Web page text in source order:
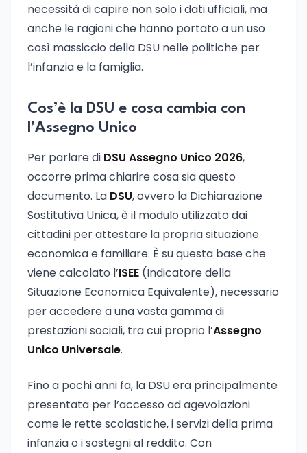
necessità di capire non solo i dati ufficiali, ma
anche le ragioni che hanno portato a un uso
così massiccio della DSU nelle politiche per
l’infanzia e la famiglia.
Cos’è la DSU e cosa cambia con
l’Assegno Unico
Per parlare di DSU Assegno Unico 2026,
occorre prima chiarire cosa sia questo
documento. La DSU, ovvero la Dichiarazione
Sostitutiva Unica, è il modulo utilizzato dai
cittadini per attestare la propria situazione
economica e familiare. È su questa base che
viene calcolato l’ISEE (Indicatore della
Situazione Economica Equivalente), necessario
per accedere a una vasta gamma di
prestazioni sociali, tra cui proprio l’Assegno
Unico Universale.
Fino a pochi anni fa, la DSU era principalmente
presentata per l’accesso ad agevolazioni
come le rette scolastiche, i servizi della prima
infanzia o i sostegni al reddito. Con